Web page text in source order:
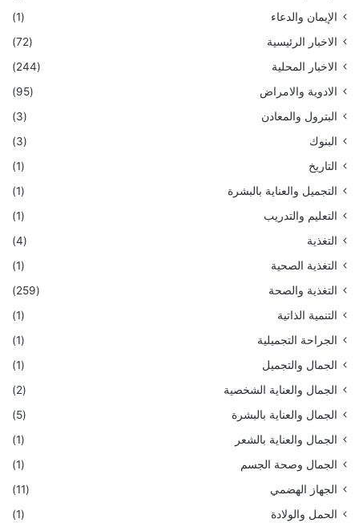
الإيمان والدعاء
(1)
الاخبار الرئيسية
(72)
الاخبار المحلية
(244)
الادوية والامراض
(95)
البترول والمعادن
(3)
البنوك
(3)
التاريخ
(1)
التجميل والعناية بالبشرة
(1)
التعليم والتدريب
(1)
التغذية
(4)
التغذية الصحية
(1)
التغذية والصحة
(259)
التنمية الذاتية
(1)
الجراحة التجميلية
(1)
الجمال والتجميل
(1)
الجمال والعناية الشخصية
(2)
الجمال والعناية بالبشرة
(5)
الجمال والعناية بالشعر
(1)
الجمال وصحة الجسم
(1)
الجهاز الهضمي
(11)
الحمل والولادة
(1)